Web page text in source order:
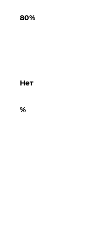
80%
Нет
%